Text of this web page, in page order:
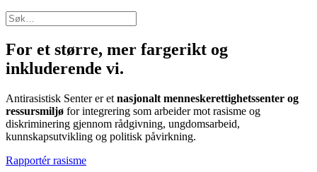
Søk
etter:
For et større, mer fargerikt og
inkluderende vi.
Antirasistisk Senter er et nasjonalt menneskerettighetssenter og
ressursmiljø for integrering som arbeider mot rasisme og
diskriminering gjennom rådgivning, ungdomsarbeid,
kunnskapsutvikling og politisk påvirkning.
Rapportér rasisme